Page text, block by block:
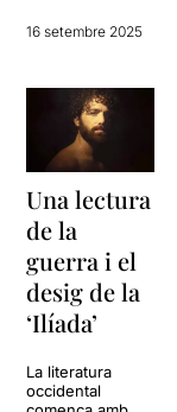
16 setembre 2025
Una lectura
de la
guerra i el
desig de la
‘Ilíada’
La literatura
occidental